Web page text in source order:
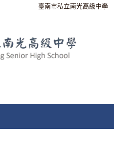
臺南市私立南光高級中學